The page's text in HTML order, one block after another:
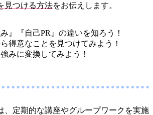
見つける方法をお伝えします。
』『自己PR』の違いを知ろう！
得意なことを見つけてみよう！
みに変換してみよう！
、定期的な講座やグループワークを実施